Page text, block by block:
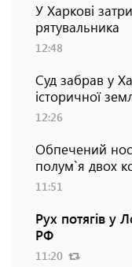
У Харкові
рятувальника
12:48
Суд забрав у
історичної
12:26
Обпечений
полум`я двох
11:51
Рух потягів у
РФ
11:20